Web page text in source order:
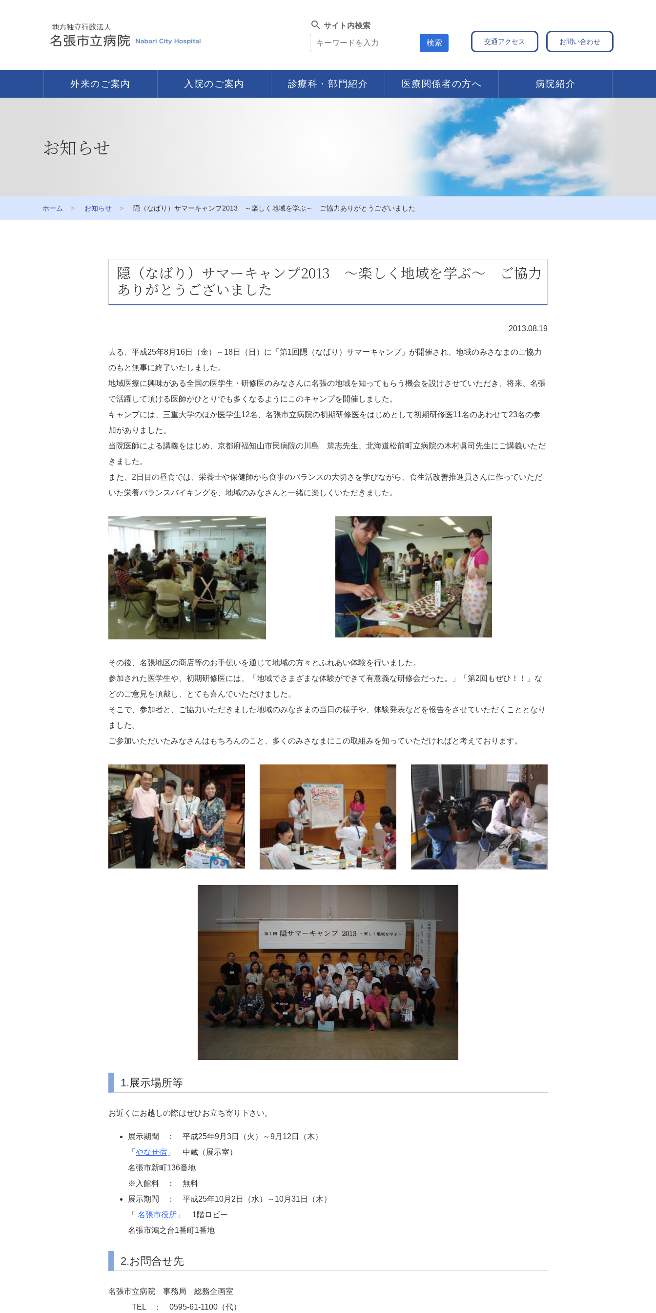
search サイト内検索
検索 交通アクセス お問い合わせ
外来のご案内 入院のご案内 診療科・部門紹介 医療関係者の方へ 病院紹介
お知らせ
ホーム お知らせ 隠（なばり）サマーキャンプ2013 ～楽しく地域を学ぶ～ ご協力ありがとうございました
隠（なばり）サマーキャンプ2013 ～楽しく地域を学ぶ～ ご協力
ありがとうございました
2013.08.19
去る、平成25年8月16日（金）～18日（日）に「第1回隠（なばり）サマーキャンプ」が開催され、地域のみさなまのご協力
のもと無事に終了いたしました。
地域医療に興味がある全国の医学生・研修医のみなさんに名張の地域を知ってもらう機会を設けさせていただき、将来、名張
で活躍して頂ける医師がひとりでも多くなるようにこのキャンプを開催しました。
キャンプには、三重大学のほか医学生12名、名張市立病院の初期研修医をはじめとして初期研修医11名のあわせて23名の参
加がありました。
当院医師による講義をはじめ、京都府福知山市民病院の川島 篤志先生、北海道松前町立病院の木村眞司先生にご講義いただ
きました。
また、2日目の昼食では、栄養士や保健師から食事のバランスの大切さを学びながら、食生活改善推進員さんに作っていただ
いた栄養バランスバイキングを、地域のみなさんと一緒に楽しくいただきました。
その後、名張地区の商店等のお手伝いを通じて地域の方々とふれあい体験を行いました。
参加された医学生や、初期研修医には、「地域でさまざまな体験ができて有意義な研修会だった。」「第2回もぜひ！！」な
どのご意見を頂戴し、とても喜んでいただけました。
そこで、参加者と、ご協力いただきました地域のみなさまの当日の様子や、体験発表などを報告をさせていただくこととなり
ました。
ご参加いただいたみなさんはもちろんのこと、多くのみさなまにこの取組みを知っていただければと考えております。
1.展示場所等
お近くにお越しの際はぜひお立ち寄り下さい。
展示期間 ： 平成25年9月3日（火）～9月12日（木）
「 やなせ宿 」 中蔵（展示室）
名張市新町136番地
※入館料 ： 無料
展示期間 ： 平成25年10月2日（水）～10月31日（木）
「 名張市役所 」 1階ロビー
名張市鴻之台1番町1番地
2.お問合せ先
名張市立病院 事務局 総務企画室
TEL ： 0595-61-1100（代）